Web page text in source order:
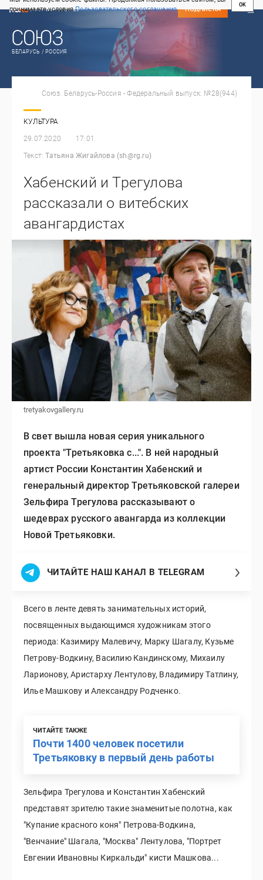
принимаете условияПользовательского соглашения
OK
СВЕЖИЙ НОМЕР
ПОДПИСКА
БЕЛАРУСЬ / РОССИЯ
КУЛЬТУРА
29.07.2020 17:01
Текст: Татьяна Жигайлова (sh@rg.ru)
Союз. Беларусь-Россия - Федеральный выпуск: №28(944)
Хабенский и Трегулова
рассказали о витебских
авангардистах
tretyakovgallery.ru
В свет вышла новая серия уникального
проекта "Третьяковка с...". В ней народный
артист России Константин Хабенский и
генеральный директор Третьяковской галереи
Зельфира Трегулова рассказывают о
шедеврах русского авангарда из коллекции
Новой Третьяковки.
ЧИТАЙТЕ НАШ КАНАЛ В TELEGRAM
Всего в ленте девять занимательных историй,
посвященных выдающимся художникам этого
периода: Казимиру Малевичу, Марку Шагалу, Кузьме
Петрову-Водкину, Василию Кандинскому, Михаилу
Ларионову, Аристарху Лентулову, Владимиру Татлину,
Илье Машкову и Александру Родченко.
ЧИТАЙТЕ ТАКЖЕ
Почти 1400 человек посетили
Третьяковку в первый день работы
Зельфира Трегулова и Константин Хабенский
представят зрителю такие знаменитые полотна, как
"Купание красного коня" Петрова-Водкина,
"Венчание" Шагала, "Москва" Лентулова, "Портрет
Евгении Ивановны Киркальди" кисти Машкова...